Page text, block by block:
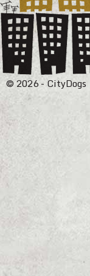
© 2026 - CityDogs